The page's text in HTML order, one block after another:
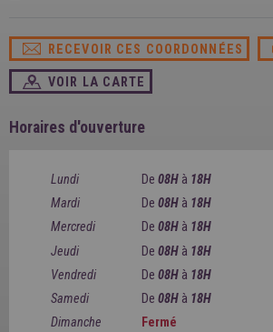
Français
GEORGIA
English
ქართული
Ελληνικά
English
English
Deutsch
RECEVOIR CES COORDONNÉES
VOIR LA CARTE
Horaires d'ouverture
Lundi De 08H à 18H
Mardi
De 08H à 18H
Mercredi
De 08H à 18H
Jeudi
De 08H à 18H
Vendredi
De 08H à 18H
Samedi
De 08H à 18H
Dimanche
Fermé